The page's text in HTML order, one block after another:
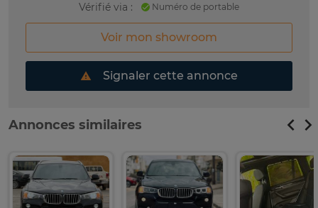
Vérifié via : Numéro de portable
Voir mon showroom
Signaler cette annonce
Annonces similaires